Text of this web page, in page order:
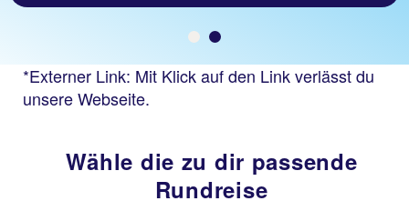
*Externer Link: Mit Klick auf den Link verlässt du
unsere Webseite.
Wähle die zu dir passende
Rundreise